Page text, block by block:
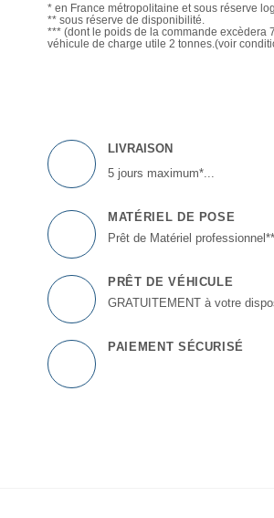
* en France métropolitaine et sous réserve
** sous réserve de disponibilité.
*** (dont le poids de la commande excèdera
véhicule de charge utile 2 tonnes.(voir
LIVRAISON
5 jours maximum*...
MATÉRIEL DE POSE
Prêt de Matériel
PRÊT DE VÉHICULE
GRATUITEMENT à votre
PAIEMENT SÉCURISÉ